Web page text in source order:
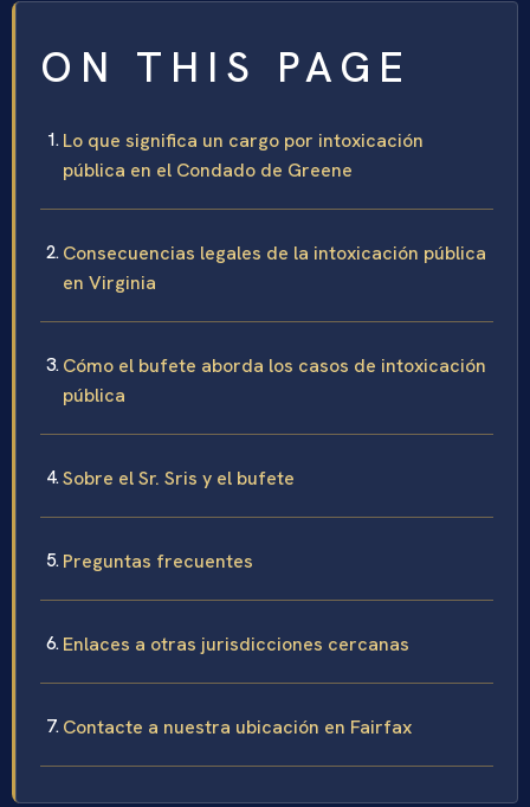
ON THIS PAGE
Lo que significa un cargo por intoxicación
pública en el Condado de Greene
Consecuencias legales de la intoxicación pública
en Virginia
Cómo el bufete aborda los casos de intoxicación
pública
Sobre el Sr. Sris y el bufete
Preguntas frecuentes
Enlaces a otras jurisdicciones cercanas
Contacte a nuestra ubicación en Fairfax